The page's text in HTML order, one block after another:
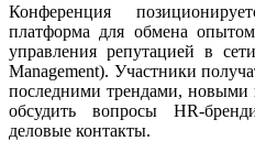
Конференция
платформа для обмена
управления репутацией в
Management). Участники
последними трендами, новыми
обсудить вопросы HR-
деловые контакты.